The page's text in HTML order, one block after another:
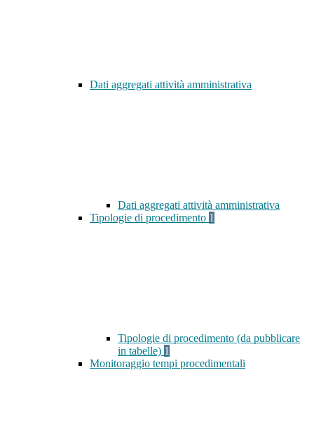
Dati aggregati attività amministrativa
Dati aggregati attività amministrativa
Tipologie di procedimento 1
Tipologie di procedimento (da pubblicare
in tabelle) 1
Monitoraggio tempi procedimentali